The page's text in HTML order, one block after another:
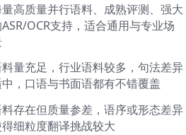
高质量并行语料、成熟评测、强大
OCR支持，适合通用与专业场
量充足，行业语料较多，句法差异
，口语与书面语都有不错覆盖
存在但质量参差，语序或形态差异
细粒度翻译挑战较大